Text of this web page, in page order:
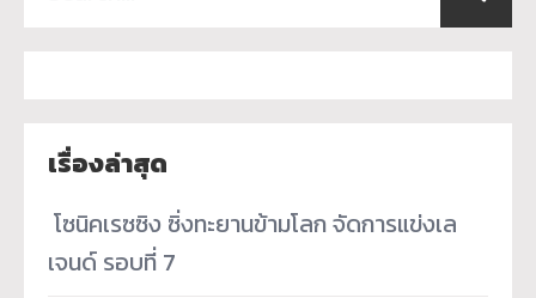
เรื่องล่าสุด
­ โซนิคเรซซิง ซิ่งทะยานข้ามโลก จัดการแข่งเล
เจนด์ รอบที่ 7